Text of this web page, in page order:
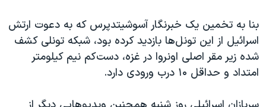
بنا به تخمین یک خبرنگار آسوشیتدپرس که به دعوت ارتش
اسرائیل از این تونل‌ها بازدید کرده بود، شبکه تونلی کشف
شده زیر مقر اصلی اونروا در غزه، دست‌کم نیم کیلومتر
امتداد و حداقل ۱۰ درب ورودی دارد.